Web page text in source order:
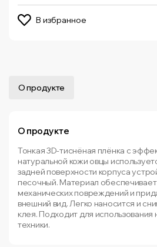
В избранное
О продукте
О продукте
Тонкая 3D-тиснёная плёнка с
натуральной кожи овцы
задней поверхности корпуса
песочный. Материал
механических повреждений и
внешний вид. Легко наносится и
клея. Подходит для
техники.